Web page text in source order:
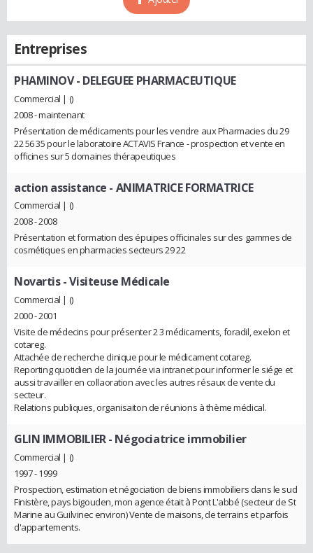
Entreprises
PHAMINOV- DELEGUEE PHARMACEUTIQUE
Commercial | ()
2008 - maintenant
Présentation de médicaments pour les vendre aux Pharmacies du 29
22 56 35 pour le laboratoire ACTAVIS France - prospection et vente en
officines sur 5 domaines thérapeutiques
action assistance - ANIMATRICE FORMATRICE
Commercial | ()
2008 - 2008
Présentation et formation des épuipes officinales sur des gammes de
cosmétiques en pharmacies secteurs 29 22
Novartis- Visiteuse Médicale
Commercial | ()
2000 - 2001
Visite de médecins pour présenter 2 3 médicaments, foradil, exelon et
cotareg.
Attachée de recherche clinique pour le médicament cotareg.
Reporting quotidien de la journée via intranet pour informer le siége et
aussi travailler en collaoration avec les autres résaux de vente du
secteur.
Relations publiques, organisaiton de réunions à thème médical.
GLIN IMMOBILIER- Négociatrice immobilier
Commercial | ()
1997 - 1999
Prospection, estimation et négociation de biens immobiliers dans le sud
Finistère, pays bigouden, mon agence était à Pont L'abbé (secteur de St
Marine au Guilvinec environ) Vente de maisons, de terrains et parfois
d'appartements.